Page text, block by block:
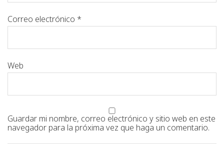
Correo electrónico *
Web
Guardar mi nombre, correo electrónico y sitio web en este
navegador para la próxima vez que haga un comentario.